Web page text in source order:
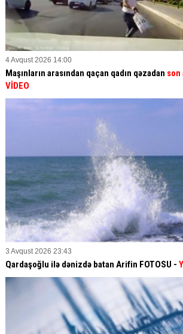
4 Avqust 2026 14:00
Maşınların arasından qaçan qadın qəzadan son
VİDEO
3 Avqust 2026 23:43
Qardaşoğlu ilə dənizdə batan Arifin FOTOSU -